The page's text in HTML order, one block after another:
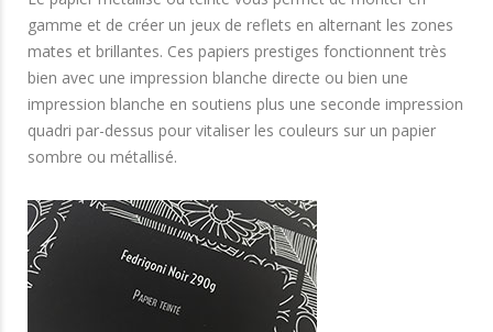
gamme et de créer un jeux de reflets en alternant les zones
mates et brillantes. Ces papiers prestiges fonctionnent très
bien avec une impression blanche directe ou bien une
impression blanche en soutiens plus une seconde impression
quadri par-dessus pour vitaliser les couleurs sur un papier
sombre ou métallisé.